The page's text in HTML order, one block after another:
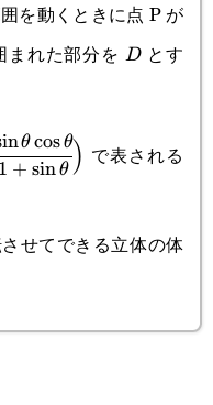
を動くときに点 P が
まれた部分を D
D とす
1 + sinθ
inθ cosθ) で表される
せてできる立体の体